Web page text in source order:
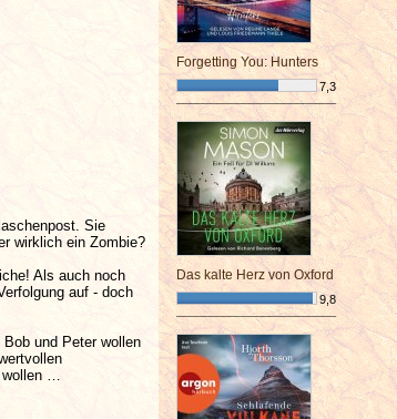
Sie
wirklich ein Zombie?
Als auch noch
auf - doch
und Peter wollen
…
Forgetting You: Hunters
7,3
¯¯¯¯¯¯¯¯¯¯¯¯¯¯¯¯¯¯¯¯¯¯¯¯
Das kalte Herz von Oxford
9,8
¯¯¯¯¯¯¯¯¯¯¯¯¯¯¯¯¯¯¯¯¯¯¯¯